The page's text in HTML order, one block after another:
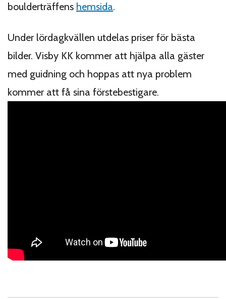
boulderträffens hemsida.
Under lördagkvällen utdelas priser för bästa
bilder. Visby KK kommer att hjälpa alla gäster
med guidning och hoppas att nya problem
kommer att få sina förstebestigare.